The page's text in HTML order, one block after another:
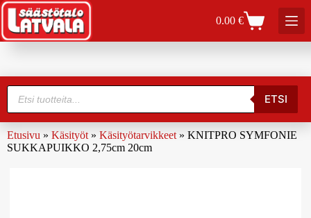
0.00€
ETSI
Etusivu » Käsityöt » Käsityötarvikkeet » KNITPRO SYMFONIE
SUKKAPUIKKO 2,75cm 20cm